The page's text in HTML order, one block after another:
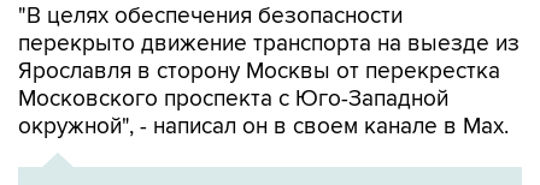
"В целях обеспечения безопасности
перекрыто движение транспорта на выезде из
Ярославля в сторону Москвы от перекрестка
Московского проспекта с Юго-Западной
окружной", - написал он в своем канале в Мах.